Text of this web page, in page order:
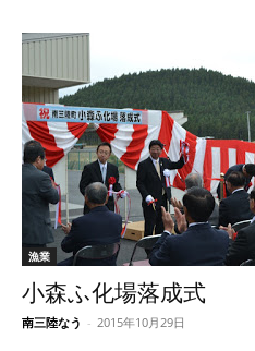
漁業
小森ふ化場落成式
南三陸なう - 2015年10月29日